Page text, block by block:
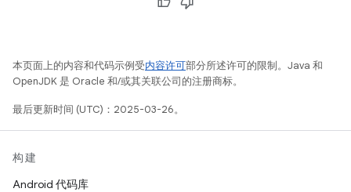
本页面上的内容和代码示例受内容许可部分所述许可的限制。Java 和
OpenJDK 是 Oracle 和/或其关联公司的注册商标。
最后更新时间 (UTC)：2025-03-26。
构建
Android 代码库